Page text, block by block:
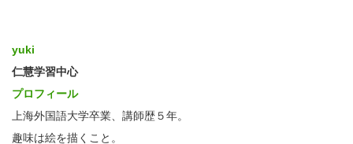
yuki
仁慧学習中心
プロフィール
上海外国語大学卒業、講師歴５年。
趣味は絵を描くこと。